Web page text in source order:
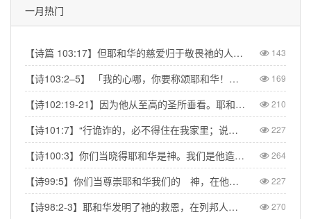
一月热门
【诗篇 103:17】但耶和华的慈爱归于敬畏祂的人，从亘古到永远；祂的公义也归于子子孙孙。【Psalm 103:17】But from everlasting to everlasting the LORD's love is with those who fear him, and his righteousness with their children's children. 143
【诗103:2–5】 「我的心哪，你要称颂耶和华！不可忘记祂的一切恩惠！祂赦免你的一切罪孽，医治你的一切疾病。祂救赎你的命脱离死亡，以仁爱和慈悲为你的冠冕。祂用美物使你所愿的得以满足，以致你如鹰返老还童。」【Psa 103:2–5】“Praise the LORD, my soul, and forget not all his benefits—who forgives all your sins and heals all your diseases, who redeems your life from the pit and crowns you with love and compassion, who satisfies your desires with good things so that your youth is renewed like the eagle's.” 169
【诗102:19-21】因为他从至高的圣所垂看。耶和华从天向地观察，要垂听被囚之人的叹息，要释放将要死的人，使人在锡安传扬耶和华的名，在耶路撒冷传扬赞美他的话，【Psa 102:19-21】“The Lord looked down from his sanctuary on high, from heaven he viewed the earth, to hear the groans of the prisoners and release those condemned to death.” So the name of the Lord will be declared in Zion and his praise in Jerusalem 210
【诗101:7】“行诡诈的，必不得住在我家里；说谎话的，必不得立在我眼前。”【Psa 101:7】“No one who practices deceit will dwell in my house; no one who speaks falsely will stand in my presence.” 227
【诗100:3】你们当晓得耶和华是神。我们是他造的，也是属他的；我们是他的民，也是他草场的羊。【Psa 100:3】Know that the Lord is God. It is He who made us, and we are His; we are His people, the sheep of His pasture. 264
【诗99:5】你们当尊崇耶和华我们的 神，在他脚凳前下拜。他本为圣！【Psa 99:5】Exalt the LORD our God and worship at his footstool; he is holy! 227
【诗98:2-3】耶和华发明了祂的救恩，在列邦人眼前显出公义。记念祂向以色列家所发的慈爱，所凭的信实。地的四极都看见我们神的救恩。【Psa 98:2】The LORD has made His salvation known and revealed His righteousness to the nations. He has remembered His love and His faithfulness to Israel; all the ends of the earth have seen the salvation of our God. 270